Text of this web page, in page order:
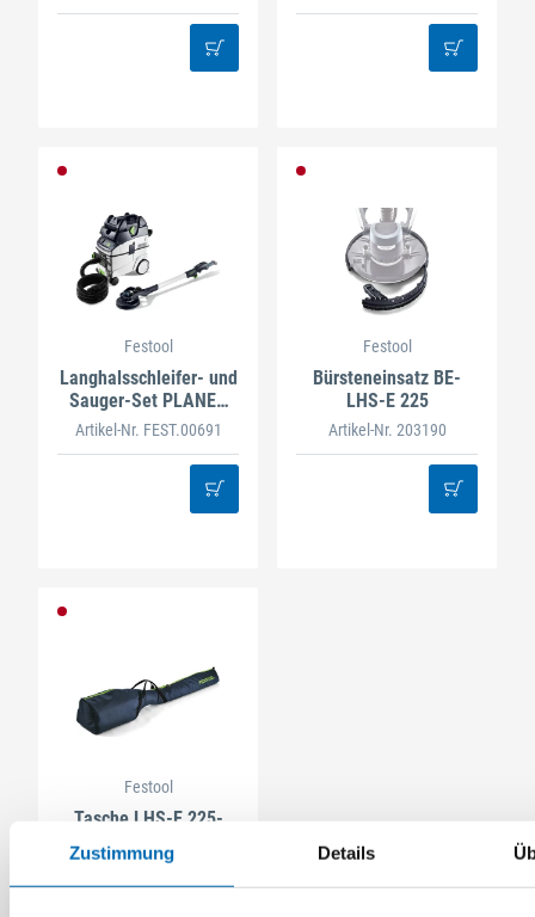
Zustimmung Details
Festool
Langhalsschleifer- und
Sauger-Set PLANEX
LHS 2-M 225 EQ/CTM
Artikel-Nr. FEST.00691
Festool
Bürsteneinsatz BE-
LHS-E 225
Artikel-Nr. 203190
Festool
Tasche LHS-E 225-